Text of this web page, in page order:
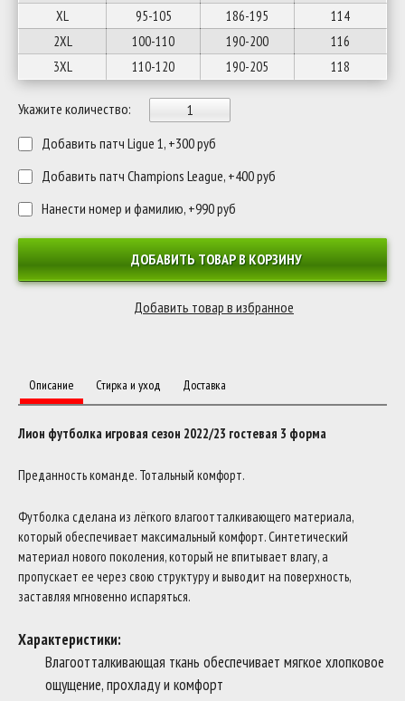
XL
95-105 186-195
114
2XL
100-110 190-200
116
3XL
110-120 190-205 118
Укажите количество:
Добавить патч Ligue 1, +300 руб
Добавить патч Champions League, +400 руб
Нанести номер и фамилию, +990 руб
ДОБАВИТЬ ТОВАР В КОРЗИНУ
Описание Стирка и уход Доставка
Лион футболка игровая сезон 2022/23 гостевая 3 форма
Преданность команде. Тотальный комфорт.
Футболка сделана из лёгкого влагоотталкивающего материала,
который обеспечивает максимальный комфорт. Синтетический
материал нового поколения, который не впитывает влагу, а
пропускает ее через свою структуру и выводит на поверхность,
заставляя мгновенно испаряться.
Характеристики:
Влагоотталкивающая ткань обеспечивает мягкое хлопковое
ощущение, прохладу и комфорт